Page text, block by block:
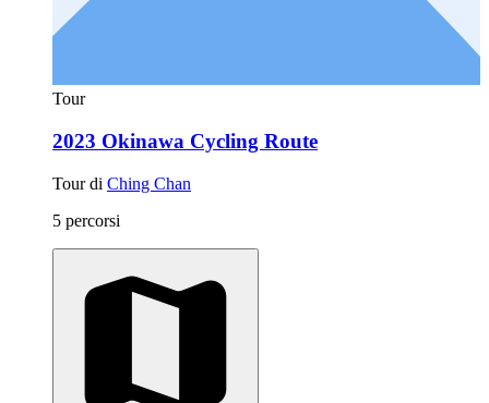
Tour
2023 Okinawa Cycling Route
Tour di Ching Chan
5 percorsi